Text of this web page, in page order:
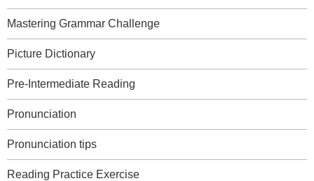
Mastering Grammar Challenge
Picture Dictionary
Pre-Intermediate Reading
Pronunciation
Pronunciation tips
Reading Practice Exercise